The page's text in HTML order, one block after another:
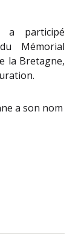
participé
Mémorial
la Bretagne,
a son nom